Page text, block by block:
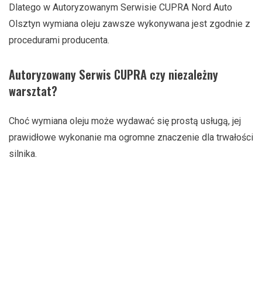
Dlatego w Autoryzowanym Serwisie CUPRA Nord Auto
Olsztyn wymiana oleju zawsze wykonywana jest zgodnie z
procedurami producenta.
Autoryzowany Serwis CUPRA czy niezależny
warsztat?
Choć wymiana oleju może wydawać się prostą usługą, jej
prawidłowe wykonanie ma ogromne znaczenie dla trwałości
silnika.